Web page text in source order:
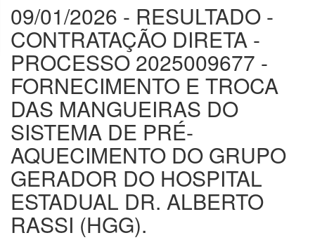
09/01/2026 - RESULTADO -
CONTRATAÇÃO DIRETA -
PROCESSO 2025009677 -
FORNECIMENTO E TROCA
DAS MANGUEIRAS DO
SISTEMA DE PRÉ-
AQUECIMENTO DO GRUPO
GERADOR DO HOSPITAL
ESTADUAL DR. ALBERTO
RASSI (HGG).